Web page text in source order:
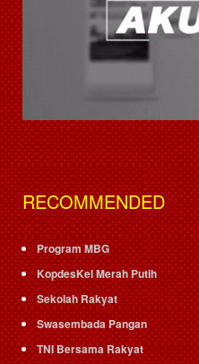
RECOMMENDED
Program MBG
KopdesKel Merah Putih
Sekolah Rakyat
Swasembada Pangan
TNI Bersama Rakyat